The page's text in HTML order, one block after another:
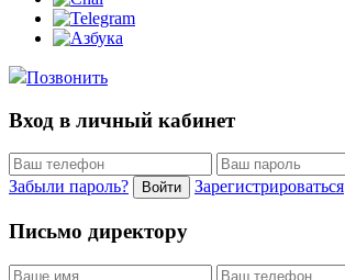
Позвонить
Вход в личный кабинет
Забыли пароль? Войти Зарегистрироваться
Письмо директору